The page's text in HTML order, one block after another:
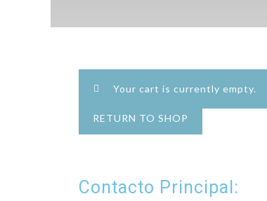
Your cart is currently empty.
RETURN TO SHOP
Contacto Principal: